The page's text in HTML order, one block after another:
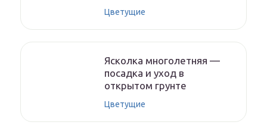
Цветущие
Ясколка многолетняя —
посадка и уход в
открытом грунте
Цветущие